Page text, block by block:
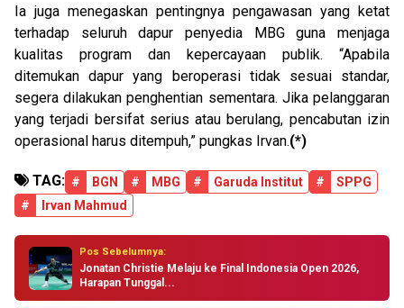
Ia juga menegaskan pentingnya pengawasan yang ketat
terhadap seluruh dapur penyedia MBG guna menjaga
kualitas program dan kepercayaan publik. “Apabila
ditemukan dapur yang beroperasi tidak sesuai standar,
segera dilakukan penghentian sementara. Jika pelanggaran
yang terjadi bersifat serius atau berulang, pencabutan izin
operasional harus ditempuh,” pungkas Irvan.(*)
TAG: # BGN # MBG # Garuda Institut #
SPPG
#
Irvan Mahmud
Pos Sebelumnya:
Jonatan Christie Melaju ke Final Indonesia Open 2026,
Harapan Tunggal...